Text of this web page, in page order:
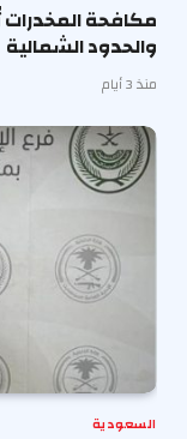
مكافحة
والحدود الشمالية
منذ 3 أيام
السعودية